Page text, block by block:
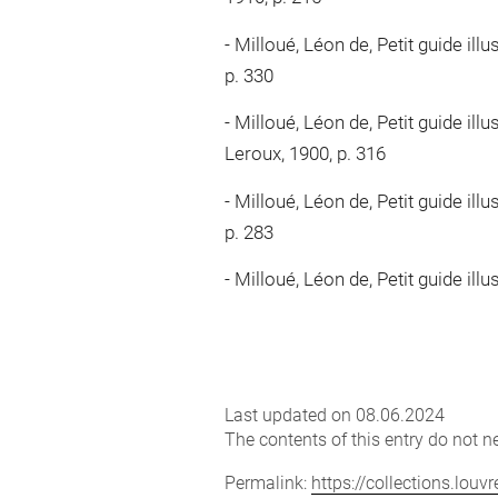
Milloué, Léon de, Petit guide
p. 330
Milloué, Léon de, Petit guide
Leroux, 1900, p. 316
Milloué, Léon de, Petit guide
p. 283
Milloué, Léon de, Petit guide
Last updated on 08.06.2024
The contents of this entry do not
Permalink: https://